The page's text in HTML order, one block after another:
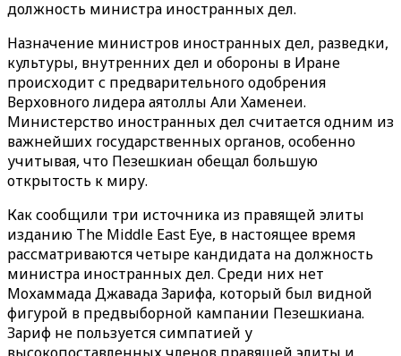
должность министра иностранных дел.
Назначение министров иностранных дел, разведки,
культуры, внутренних дел и обороны в Иране
происходит с предварительного одобрения
Верховного лидера аятоллы Али Хаменеи.
Министерство иностранных дел считается одним из
важнейших государственных органов, особенно
учитывая, что Пезешкиан обещал большую
открытость к миру.
Как сообщили три источника из правящей элиты
изданию The Middle East Eye, в настоящее время
рассматриваются четыре кандидата на должность
министра иностранных дел. Среди них нет
Мохаммада Джавада Зарифа, который был видной
фигурой в предвыборной кампании Пезешкиана.
Зариф не пользуется симпатией у